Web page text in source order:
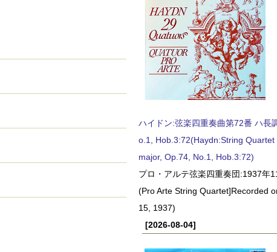
ハイドン:弦楽四重奏曲第72番 ハ長
o.1, Hob.3:72(Haydn:String Quartet
major, Op.74, No.1, Hob.3:72)
プロ・アルテ弦楽四重奏団:1937年
(Pro Arte String Quartet]Recorded
15, 1937)
[2026-08-04]